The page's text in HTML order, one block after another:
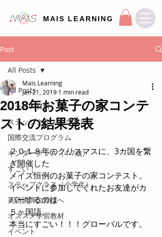
MAIS LEARNING
Post
All Posts
レッスン材料
ステップクラス(中学生)
国際交流プログラム
キンダークラス（4-7歳）
すごい！
ステップクラス（小学生）
英語講師の皆様へ
オススメ学習教材
イベント
All Posts
2018年お菓子の家コンテ
ストの結果発表
Mais Learning
Jan 21, 2019 1 min read
２０１８年のクリスマスに、3カ国を繋
ぎ開催した
メイズ恒例のお菓子の家コンテスト。
イベントに参加してくれたお友達がカ
バーするのは
５ヶ国語。
本当にすごい！！！グローバルです。